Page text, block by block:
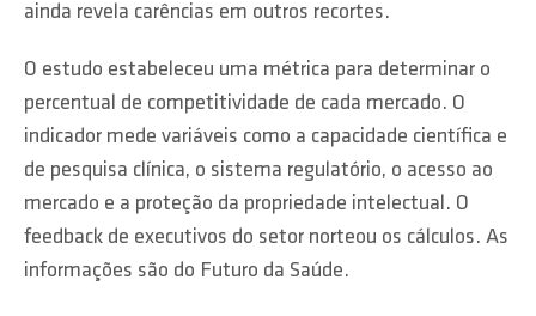
ainda revela carências em outros recortes.
O estudo estabeleceu uma métrica para determinar o
percentual de competitividade de cada mercado. O
indicador mede variáveis como a capacidade científica e
de pesquisa clínica, o sistema regulatório, o acesso ao
mercado e a proteção da propriedade intelectual. O
feedback de executivos do setor norteou os cálculos. As
informações são do Futuro da Saúde.